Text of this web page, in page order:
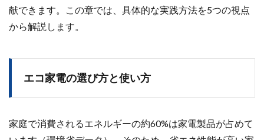
献できます。この章では、具体的な実践方法を5つの視点
から解説します。
エコ家電の選び方と使い方
家庭で消費されるエネルギーの約60%は家電製品が占めて